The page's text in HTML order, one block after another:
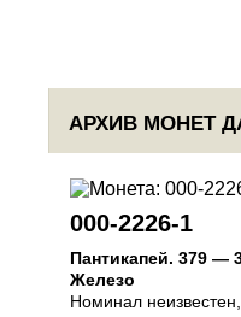
АРХИВ МОНЕТ
000-2226-1
Пантикапей. 379 —
Железо
Номинал неизвестен